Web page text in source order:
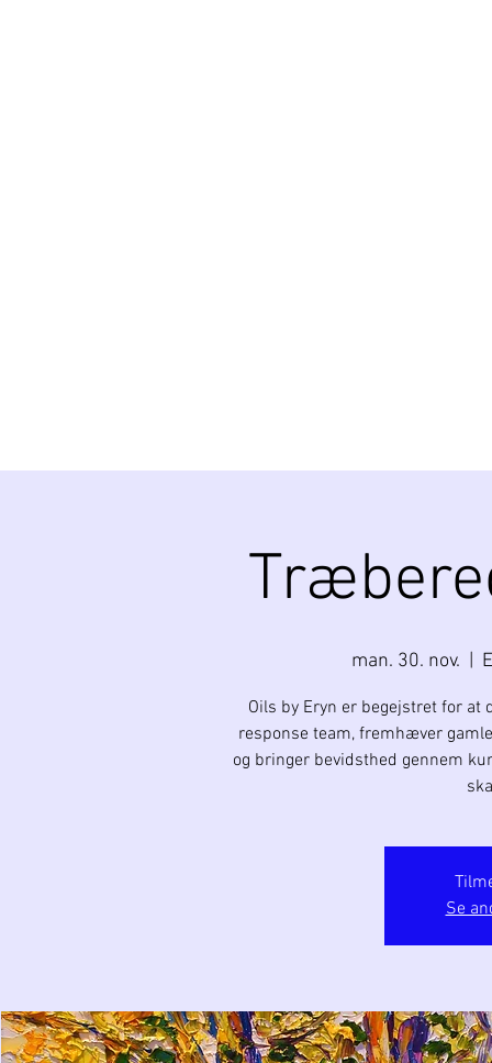
man. 30. nov.
Oils by Eryn er begejstret for at
response team, fremhæver
og bringer bevidsthed gennem
Se